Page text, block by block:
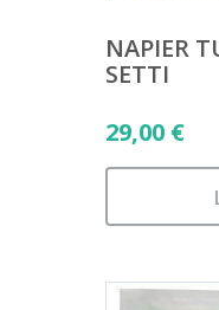
NAPIER
SETTI
29,00 €